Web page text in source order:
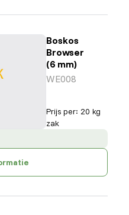
Boskos
Browser
(6 mm)
WE008
Prijs per: 20 kg
zak